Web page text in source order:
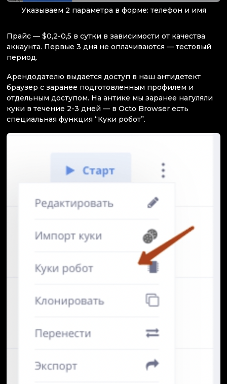
Указываем 2 параметра в форме: телефон и имя
Прайс — $0,2-0,5 в сутки в зависимости от качества
аккаунта. Первые 3 дня не оплачиваются — тестовый
период.
Арендодателю выдается доступ в наш антидетект
браузер с заранее подготовленным профилем и
отдельным доступом. На антике мы заранее нагуляли
куки в течение 2-3 дней — в Octo Browser есть
специальная функция “Куки робот”.